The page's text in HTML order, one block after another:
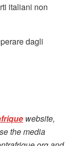
italiani non
dagli
website,
the media